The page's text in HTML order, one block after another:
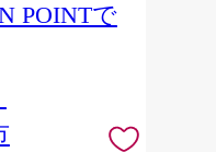
POINTで